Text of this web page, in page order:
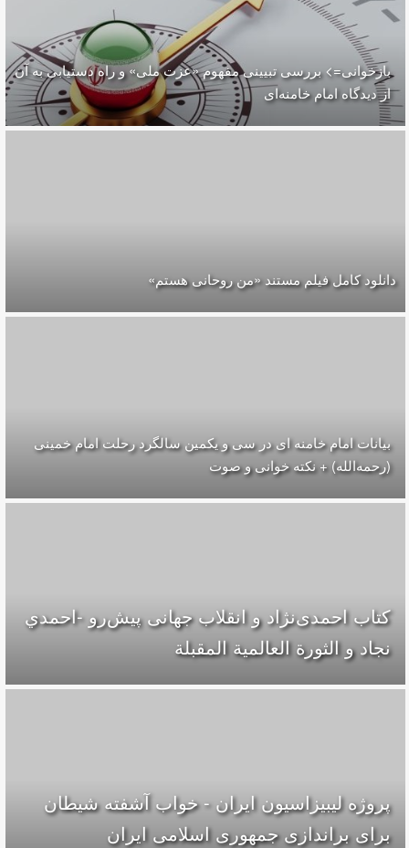
بازخوانی=> بررسی تبیینی مفهوم «عزت ملی» و راه دستیابی به آن
از دیدگاه امام خامنه‌ای
دانلود کامل فیلم مستند «من روحانی هستم»
بیانات امام خامنه ای در سی و یکمین سالگرد رحلت امام خمینی
(رحمه‌الله) + نکته خوانی و صوت
کتاب احمدی‌نژاد و انقلاب جهانی پيش‌رو -احمدي
نجاد و الثورة العالمیة المقبلة
پروژه لیبیزاسیون ایران - خواب آشفته شیطان
برای براندازی جمهوری اسلامی ایران